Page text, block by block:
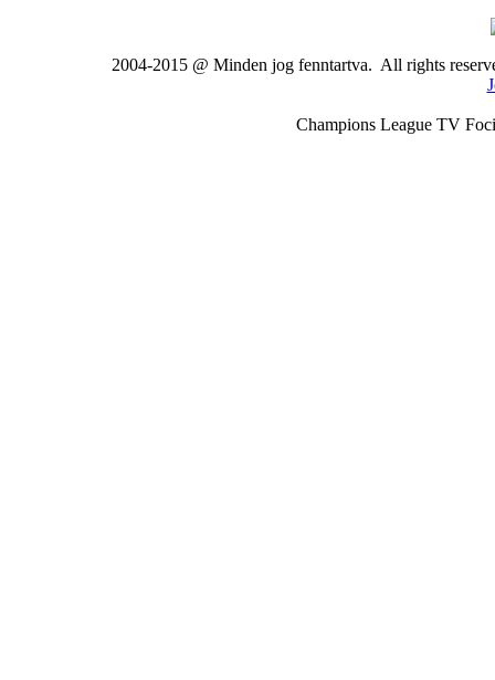
2004-2015 @ Minden jog fenntartva. All rights
Champions League TV